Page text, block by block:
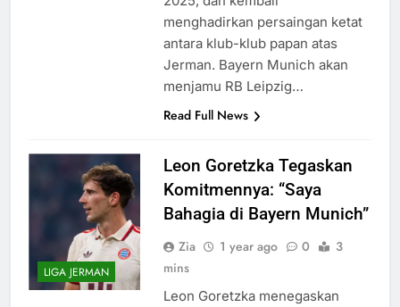
menghadirkan persaingan ketat
antara klub-klub papan atas
Jerman. Bayern Munich akan
menjamu RB Leipzig…
Read Full News
LIGA JERMAN
Leon Goretzka Tegaskan
Komitmennya: “Saya
Bahagia di Bayern Munich”
Zia 1 year ago 0
3
mins
Leon Goretzka menegaskan